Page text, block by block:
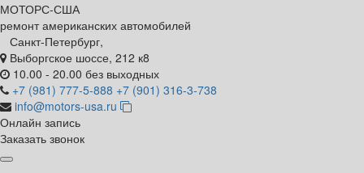
МОТОРС-США
ремонт американских автомобилей
Санкт-Петербург,
Выборгское шоссе, 212 к8
10.00 - 20.00 без выходных
+7 (981) 777-5-888 +7 (901) 316-3-738
info@motors-usa.ru
Онлайн запись
Заказать звонок